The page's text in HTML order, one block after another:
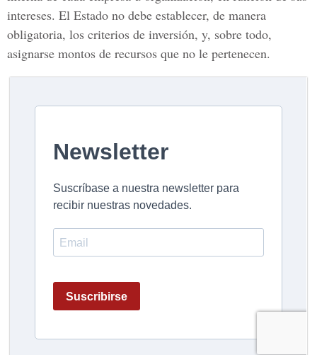
intereses. El Estado no debe establecer, de manera
obligatoria, los criterios de inversión, y, sobre todo,
asignarse montos de recursos que no le pertenecen.